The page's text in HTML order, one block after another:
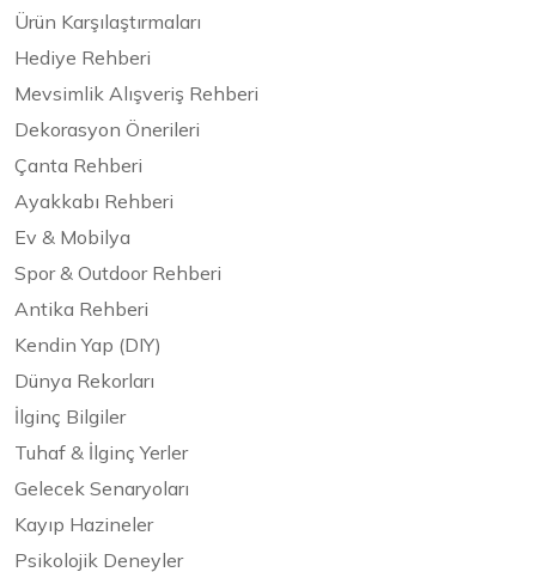
Ürün Karşılaştırmaları
Hediye Rehberi
Mevsimlik Alışveriş Rehberi
Dekorasyon Önerileri
Çanta Rehberi
Ayakkabı Rehberi
Ev & Mobilya
Spor & Outdoor Rehberi
Antika Rehberi
Kendin Yap (DIY)
Dünya Rekorları
İlginç Bilgiler
Tuhaf & İlginç Yerler
Gelecek Senaryoları
Kayıp Hazineler
Psikolojik Deneyler